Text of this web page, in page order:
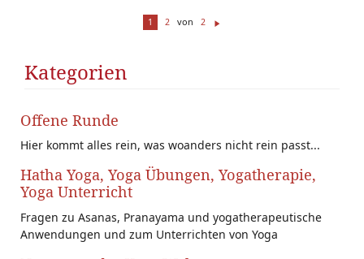
1 2 von 2
Kategorien
Offene Runde
Hier kommt alles rein, was woanders nicht rein passt...
Hatha Yoga, Yoga Übungen, Yogatherapie,
Yoga Unterricht
Fragen zu Asanas, Pranayama und yogatherapeutische
Anwendungen und zum Unterrichten von Yoga